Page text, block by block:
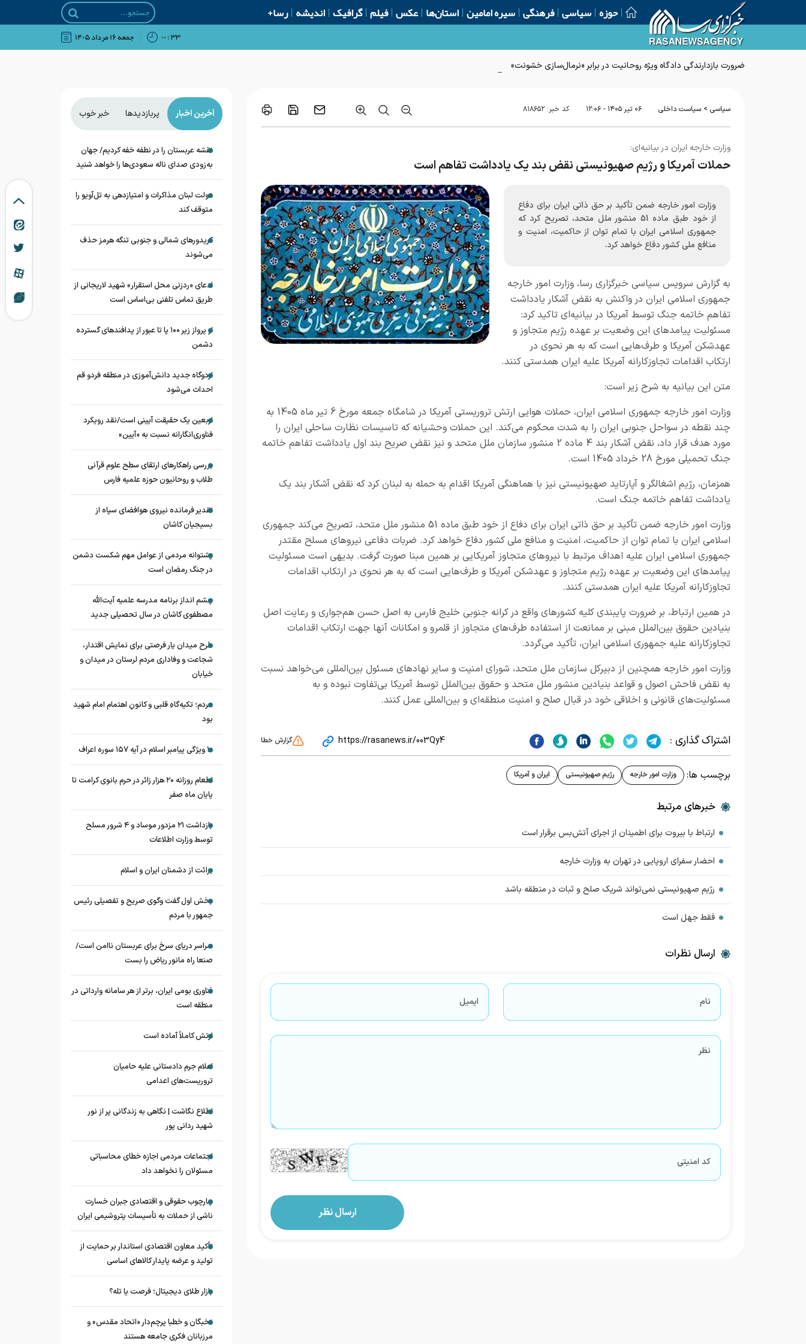
حوزه سیاسی فرهنگی سیره امامین استان‌ها عکس فیلم گرافیک اندیشه رسا+
۳۳ : ۰۰ جمعه ۱۶ مرداد ۱۴۰۵
ضرورت بازدارندگی دادگاه ویژه روحانیت در برابر «نرمال‌سازی خشونت»
سیاسی > سیاست داخلی ۰۶ تير ۱۴۰۵ - ۱۲:۰۶ کد خبر: ۸۱۸۶۵۲
وزارت خارجه ایران در بیانیه‌ای:
حملات آمریکا و رژیم صهیونیستی نقض بند یک یادداشت تفاهم است
وزارت امور خارجه ضمن تأکید بر حق ذاتی ایران برای دفاع
از خود طبق ماده 51 منشور ملل متحد، تصریح کرد که
جمهوری اسلامی ایران با تمام توان از حاکمیت، امنیت و
منافع ملی کشور دفاع خواهد کرد.
به گزارش سرویس سیاسی خبرگزاری رسا، وزارت امور خارجه
جمهوری اسلامی ایران در واکنش به نقض آشکار یادداشت
تفاهم خاتمه جنگ توسط آمریکا در بیانیه‌ای تاکید کرد:
مسئولیت پیامدهای این وضعیت بر عهده رژیم متجاوز و
عهدشکن آمریکا و طرف‌هایی است که به هر نحوی در
ارتکاب اقدامات تجاوزکارانه آمریکا علیه ایران همدستی کنند.
متن این بیانیه به شرح زیر است:
وزارت امور خارجه جمهوری اسلامی ایران، حملات هوایی ارتش تروریستی آمریکا در شامگاه جمعه مورخ 6 تیر ماه 1405 به
چند نقطه در سواحل جنوبی ایران را به شدت محکوم می‌کند. این حملات وحشیانه که تاسیسات نظارت ساحلی ایران را
مورد هدف قرار داد، نقض آشکار بند 4 ماده 2 منشور سازمان ملل متحد و نیز نقض صریح بند اول یادداشت تفاهم خاتمه
جنگ تحمیلی مورخ 28 خرداد 1405 است.
همزمان، رژیم اشغالگر و آپارتاید صهیونیستی نیز با هماهنگی آمریکا اقدام به حمله به لبنان کرد که نقض آشکار بند یک
یادداشت تفاهم خاتمه جنگ است.
وزارت امور خارجه ضمن تأکید بر حق ذاتی ایران برای دفاع از خود طبق ماده 51 منشور ملل متحد، تصریح می‌کند جمهوری
اسلامی ایران با تمام توان از حاکمیت، امنیت و منافع ملی کشور دفاع خواهد کرد. ضربات دفاعی نیروهای مسلح مقتدر
جمهوری اسلامی ایران علیه اهداف مرتبط با نیروهای متجاوز آمریکایی بر همین مبنا صورت گرفت. بدیهی است مسئولیت
پیامدهای این وضعیت بر عهده رژیم متجاوز و عهدشکن آمریکا و طرف‌هایی است که به هر نحوی در ارتکاب اقدامات
تجاوزکارانه آمریکا علیه ایران همدستی کنند.
در همین ارتباط، بر ضرورت پایبندی کلیه کشورهای واقع در کرانه جنوبی خلیج فارس به اصل حسن هم‌جواری و رعایت اصل
بنیادین حقوق بین‌الملل مبنی بر ممانعت از استفاده طرف‌های متجاوز از قلمرو و امکانات آنها جهت ارتکاب اقدامات
تجاوزکارانه علیه جمهوری اسلامی ایران، تأکید می‌گردد.
وزارت امور خارجه همچنین از دبیرکل سازمان ملل متحد، شورای امنیت و سایر نهادهای مسئول بین‌المللی می‌خواهد نسبت
به نقض فاحش اصول و قواعد بنیادین منشور ملل متحد و حقوق بین‌الملل توسط آمریکا بی‌تفاوت نبوده و به
مسئولیت‌های قانونی و اخلاقی خود در قبال صلح و امنیت منطقه‌ای و بین‌المللی عمل کنند.
اشتراک گذاری : https://rasanews.ir/003Qy4 گزارش خطا
برچسب ها: وزارت امور خارجه رژیم صهیونیستی ایران و آمریکا
خبرهای مرتبط
ارتباط با بیروت برای اطمینان از اجرای آتش‌بس برقرار است
احضار سفرای اروپایی در تهران به وزارت خارجه
رژیم صهیونیستی نمی‌تواند شریک صلح و ثبات در منطقه باشد
فقط جهل است
ارسال نظرات
آخرین اخبار پربازدیدها خبر خوب
نقشه عربستان را در نطفه خفه کردیم/ جهان
به‌زودی صدای ناله سعودی‌ها را خواهد شنید
دولت لبنان مذاکرات و امتیازدهی به تل‌آویو را
متوقف کند
کریدورهای شمالی و جنوبی تنگه هرمز حذف
می‌شوند
ادعای «ردزنی محل استقرار» شهید لاریجانی از
طریق تماس تلفنی بی‌اساس است
از پرواز زیر ۱۰۰ پا تا عبور از پدافند‌های گسترده
دشمن
اردوگاه جدید دانش‌آموزی در منطقه فردو قم
احداث می‌شود
اربعین یک حقیقت آیینی است/نقد رویکرد
فناوری‌انگارانه نسبت به «آیین»
بررسی راهکارهای ارتقای سطح علوم قرآنی
طلاب و روحانیون حوزه علمیه فارس
تقدیر فرمانده نیروی هوافضای سپاه از
بسیجیان کاشان
پشتوانه مردمی از عوامل مهم شکست دشمن
در جنگ رمضان است
چشم‌ انداز برنامه مدرسه علمیه آیت‌الله
مصطفوی کاشان در سال تحصیلی جدید
طرح میدان یار فرصتی برای نمایش اقتدار،
شجاعت و وفاداری مردم لرستان در میدان و
خیابان
مردم؛ تکیه‌گاهِ قلبی و کانونِ اهتمام امام شهید
بود
۱۰ ویژگی پیامبر اسلام در آیه ۱۵۷ سوره اعراف
اطعام روزانه ۲۰ هزار زائر در حرم بانوی کرامت تا
پایان ماه صفر
بازداشت ۲۱ مزدور موساد و ۴ شرور مسلح
توسط وزارت اطلاعات
برائت از دشمنان ایران و اسلام
بخش اول گفت وگوی صریح و تفصیلی رئیس
جمهور با مردم
سراسر دریای سرخ برای عربستان ناامن است/
صنعا راه مانور ریاض را بست
فناوری بومی ایران، برتر از هر سامانه وارداتی در
منطقه است
ارتش کاملاً آماده است
اعلام جرم دادستانی علیه حامیان
تروریست‌های اعدامی
اطلاع نگاشت | نگاهی به زندگانی پر از نور
شهید ردانی پور
اجتماعات مردمی اجازه خطای محاسباتی
مسئولان را نخواهد داد
چارچوب حقوقی و اقتصادی جبران خسارت
ناشی از حملات به تأسیسات پتروشیمی ایران
تأکید معاون اقتصادی استاندار بر حمایت از
تولید و عرضه پایدار کالاهای اساسی
بازار طلای دیجیتال؛ فرصت یا تله؟
نخبگان و خطبا پرچم‌دار «اتحاد مقدس» و
مرزبانان فکری جامعه هستند